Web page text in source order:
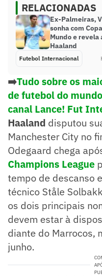
RELACIONADAS
Ex-Palmeiras,
sonha com
Mundo e revela
Haaland
Futebol Internacional
➡️Tudo sobre os
de futebol do
canal Lance! Fut
Haaland disputou
Manchester City no
Odegaard chega
Champions League
tempo de descanso
técnico Ståle
os dois principais
devem estar à
diante do Marrocos,
junho.